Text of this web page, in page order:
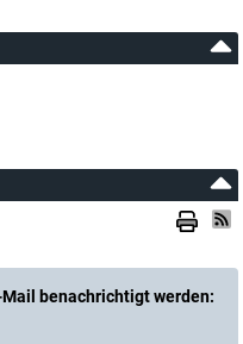
benachrichtigt werden: